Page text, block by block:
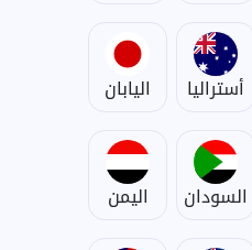
أستراليا اليابان
السودان اليمن